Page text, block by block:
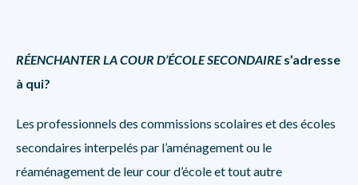
RÉENCHANTER LA COUR D’ÉCOLE SECONDAIREs’adresse
à qui?
Les professionnels des commissions scolaires et des écoles
secondaires interpelés par l’aménagement ou le
réaménagement de leur cour d’école et tout autre